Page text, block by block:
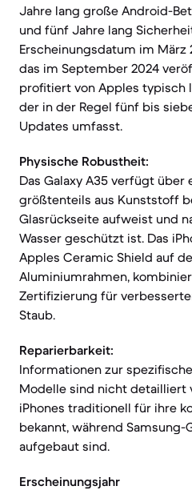
Jahre lang große Android-
und fünf Jahre lang
Erscheinungsdatum im März
das im September 2024
profitiert von Apples typisch
der in der Regel fünf bis
Updates umfasst.
Physische Robustheit:
Das Galaxy A35 verfügt über
größtenteils aus Kunststoff
Glasrückseite aufweist und
Wasser geschützt ist. Das
Apples Ceramic Shield auf
Aluminiumrahmen,
Zertifizierung für
Staub.
Reparierbarkeit:
Informationen zur
Modelle sind nicht detailliert
iPhones traditionell für ihre
bekannt, während
aufgebaut sind.
Erscheinungsjahr